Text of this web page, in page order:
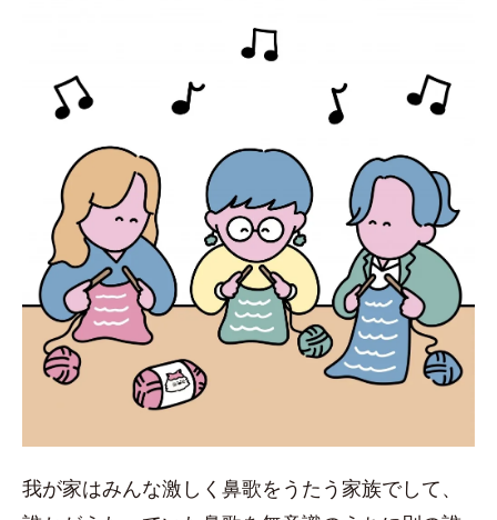
我が家はみんな激しく鼻歌をうたう家族でして、